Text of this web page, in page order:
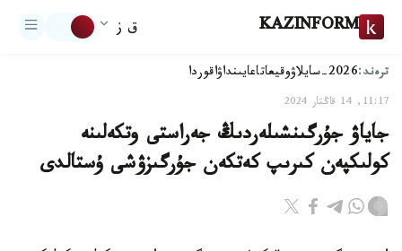
KAZINFORM ق ز
ترەند:2026-سايلاۋ وقيعاتاعايىنداۋاقوردا
11:17, 14 قاڭتار 2024
جاياۋ جۇرگىنشىلەردىڭ جەراستى وتكەلىنە
كولىكپەن كىرىپ كەتكەن جۇرگىزۋشى ۇستالدى